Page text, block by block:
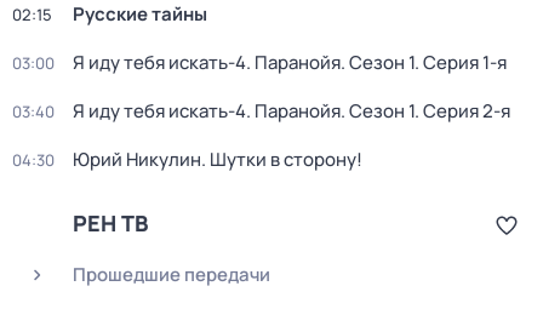
02:15 Русские тайны
03:00 Я иду тебя искать-4. Паранойя. Сезон 1. Серия 1-я
03:40 Я иду тебя искать-4. Паранойя. Сезон 1. Серия 2-я
04:30 Юрий Никулин. Шутки в сторону!
РЕН ТВ
Прошедшие передачи